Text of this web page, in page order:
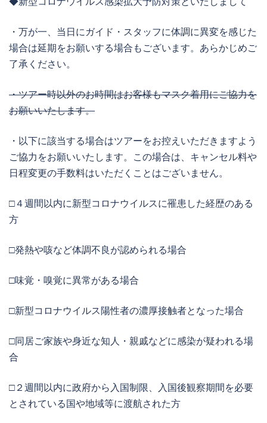
・万が一、当日にガイド・スタッフに体調に異変を感じた
場合は延期をお願いする場合もございます。あらかじめご
了承ください。
・ツアー時以外のお時間はお客様もマスク着用にご協力を
お願いいたします。
・以下に該当する場合はツアーをお控えいただきますよう
ご協力をお願いいたします。この場合は、キャンセル料や
日程変更の手数料はいただくことはございません。
□４週間以内に新型コロナウイルスに罹患した経歴のある
方
□発熱や咳など体調不良が認められる場合
□味覚・嗅覚に異常がある場合
□新型コロナウイルス陽性者の濃厚接触者となった場合
□同居ご家族や身近な知人・親戚などに感染が疑われる場
合
□２週間以内に政府から入国制限、入国後観察期間を必要
とされている国や地域等に渡航された方